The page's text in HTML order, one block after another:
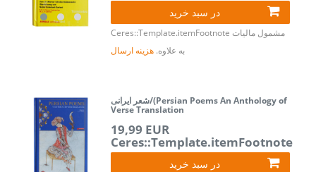
در سبد خرید
Ceres::Template.itemFootnote مشمول مالیات
به علاوه. هزینه ارسال
شعر ایرانی/(Persian Poems An Anthology of
Verse Translation
19,99 EUR
Ceres::Template.itemFootnote
در سبد خرید